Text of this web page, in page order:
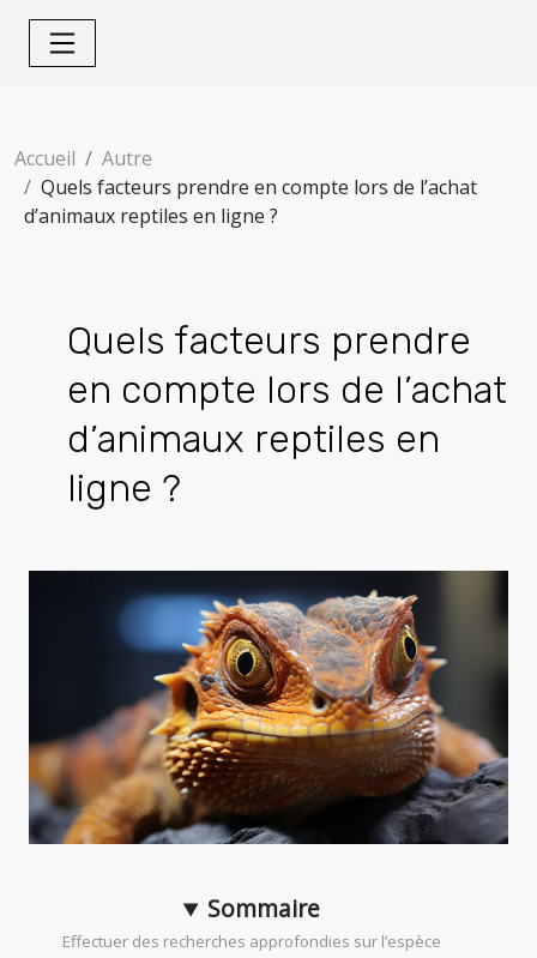
Accueil
Autre
Quels facteurs prendre en compte lors de l’achat
d’animaux reptiles en ligne ?
Quels facteurs prendre
en compte lors de l’achat
d’animaux reptiles en
ligne ?
Sommaire
Effectuer des recherches approfondies sur l’espèce